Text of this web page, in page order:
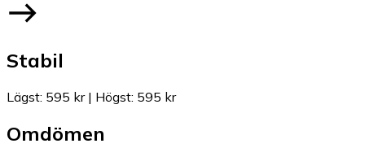
Stabil
Lägst: 595 kr| Högst: 595 kr
Omdömen